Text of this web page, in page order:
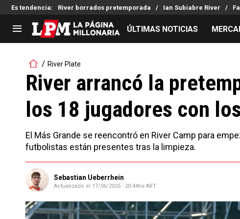
Es tendencia: River borrados pretemporada Ian Subiabre River
LIGA PROFESIONAL
Noticias
Tabla de posiciones
Fixture
Reserva
Copa Sudamericana
Copa Argentina
Selección Argentina
ÚLTIMAS NOTICIAS
River Plate
River arrancó la
los 18 jugadores con
El Más Grande se reencontró en River Camp para
futbolistas están presentes tras la limpieza.
Sebastian Ueberrhein
Actualizado el 17/06/2026 - 20:44hs ART